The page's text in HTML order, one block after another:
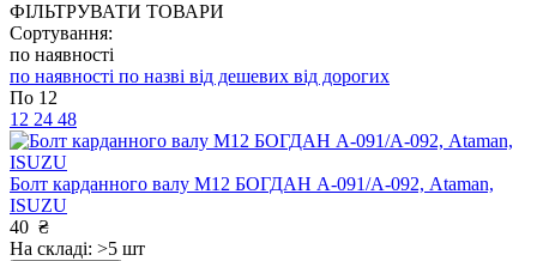
ФІЛЬТРУВАТИ ТОВАРИ
Сортування:
по наявності
по наявності по назві від дешевих від дорогих
По 12
12 24 48
Болт карданного валу М12 БОГДАН А-091/А-092, Ataman,
ISUZU
40 ₴
На складі: >5 шт